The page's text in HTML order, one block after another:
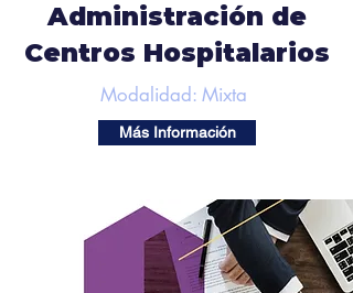
Administración de
Centros Hospitalarios
Modalidad: Mixta
Más Información